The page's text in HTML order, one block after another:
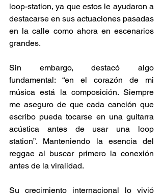
loop-station, ya que estos le ayudaron a
destacarse en sus actuaciones pasadas
en la calle como ahora en escenarios
grandes.
Sin embargo, destacó algo
fundamental: “en el corazón de mi
música está la composición. Siempre
me aseguro de que cada canción que
escribo pueda tocarse en una guitarra
acústica antes de usar una loop
station”. Manteniendo la esencia del
reggae al buscar primero la conexión
antes de la viralidad.
Su crecimiento internacional lo vivió